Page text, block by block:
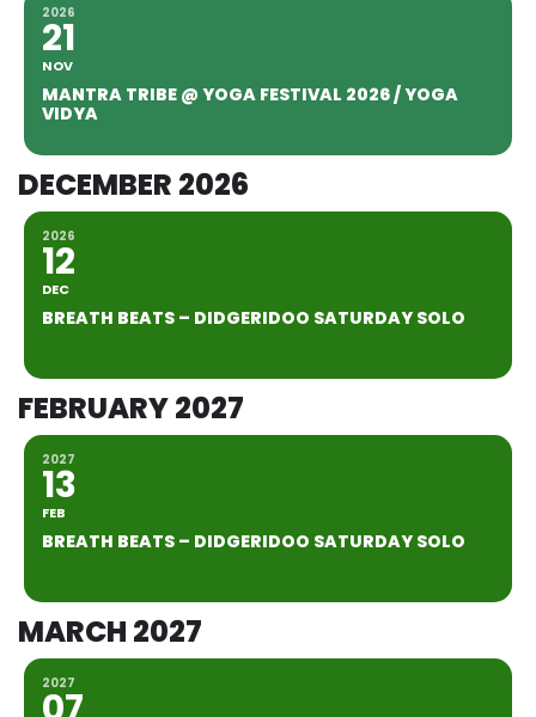
2026
21
NOV
MANTRA TRIBE @ YOGA FESTIVAL 2026 / YOGA
VIDYA
DECEMBER 2026
2026
12
DEC
BREATH BEATS – DIDGERIDOO SATURDAY SOLO
FEBRUARY 2027
2027
13
FEB
BREATH BEATS – DIDGERIDOO SATURDAY SOLO
MARCH 2027
2027